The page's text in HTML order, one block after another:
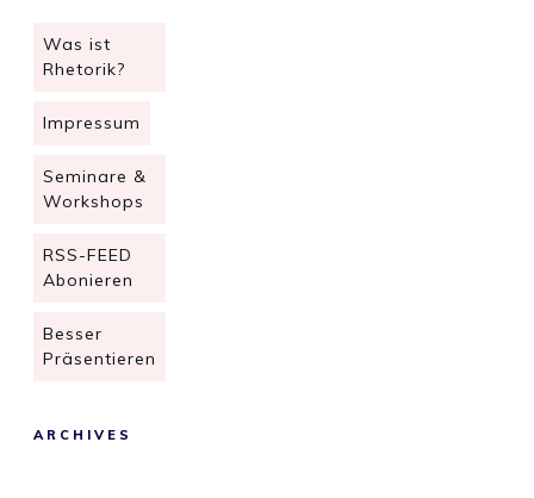
Was ist
Rhetorik?
Impressum
Seminare &
Workshops
RSS-FEED
Abonieren
Besser
Präsentieren
ARCHIVES